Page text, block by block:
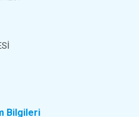
Bilgileri